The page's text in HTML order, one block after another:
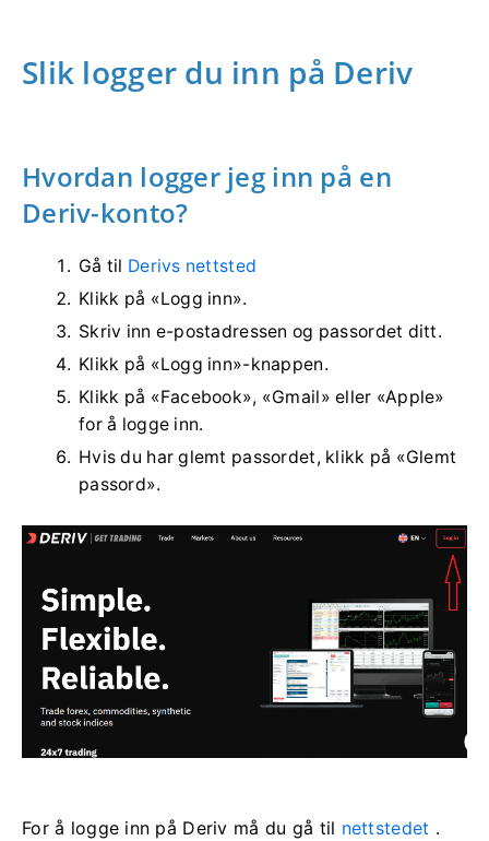
Slik logger du inn på Deriv
Hvordan logger jeg inn på en
Deriv-konto?
Gå til Derivs nettsted
Klikk på «Logg inn».
Skriv inn e-postadressen og passordet ditt.
Klikk på «Logg inn»-knappen.
Klikk på «Facebook», «Gmail» eller «Apple»
for å logge inn.
Hvis du har glemt passordet, klikk på «Glemt
passord».
For å logge inn på Deriv må du gå til nettstedet .